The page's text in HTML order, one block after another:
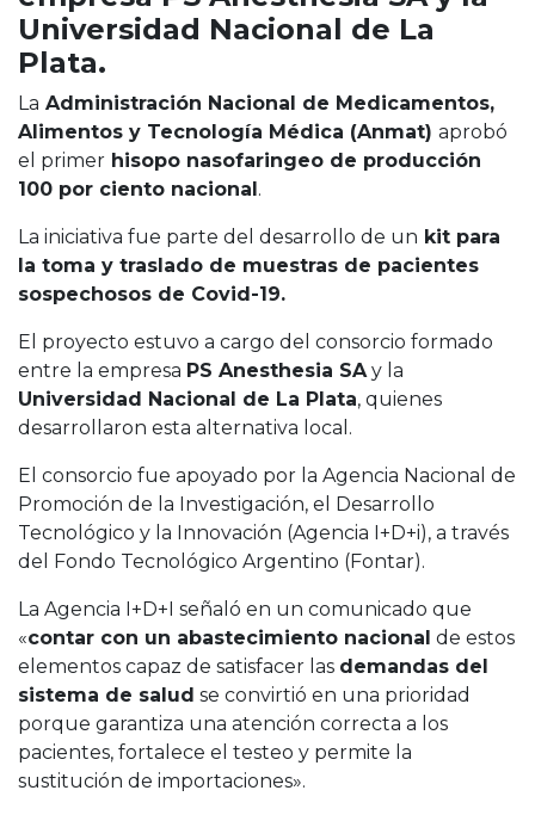
Cruz del Eje
Corredor de Ansenuza
Laboulaye y sur
Bell Ville
Río Tercero
Despeñaderos
Universidad Nacional de La
Plata.
La Administración Nacional de Medicamentos,
Alimentos y Tecnología Médica (Anmat) aprobó
el primer hisopo nasofaringeo de producción
100 por ciento nacional.
La iniciativa fue parte del desarrollo de un kit para
la toma y traslado de muestras de pacientes
sospechosos de Covid-19.
El proyecto estuvo a cargo del consorcio formado
entre la empresa PS Anesthesia SA y la
Universidad Nacional de La Plata, quienes
desarrollaron esta alternativa local.
El consorcio fue apoyado por la Agencia Nacional de
Promoción de la Investigación, el Desarrollo
Tecnológico y la Innovación (Agencia I+D+i), a través
del Fondo Tecnológico Argentino (Fontar).
La Agencia I+D+I señaló en un comunicado que
«contar con un abastecimiento nacional de estos
elementos capaz de satisfacer las demandas del
sistema de salud se convirtió en una prioridad
porque garantiza una atención correcta a los
pacientes, fortalece el testeo y permite la
sustitución de importaciones».